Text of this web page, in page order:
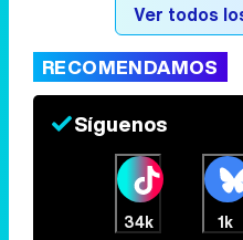
Ver todos
RECOMENDAMOS
Síguenos
34k 1k